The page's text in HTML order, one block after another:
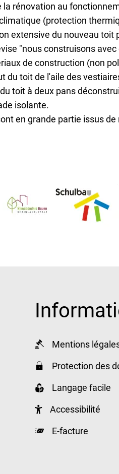
rénovation au
(protection
extensive du nouveau toit
"nous construisons
de construction (non
du toit de l'aile des
toit à deux pans
isolante.
en grande partie issus
Mentions
Protection des
Langage facile
Accessibilité
E-facture